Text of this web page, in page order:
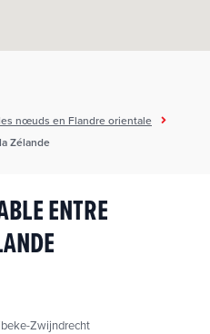
ENTRE
Zwijndrecht
nœuds en Flandre orientale
Zélande